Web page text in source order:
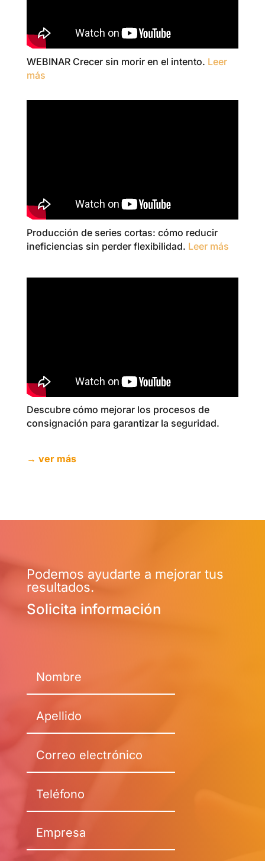
WEBINAR Crecer sin morir en el intento. Leer
más
Producción de series cortas: cómo reducir
ineficiencias sin perder flexibilidad. Leer más
Descubre cómo mejorar los procesos de
consignación para garantizar la seguridad.
→ ver más
Podemos ayudarte a mejorar tus
resultados.
Solicita información